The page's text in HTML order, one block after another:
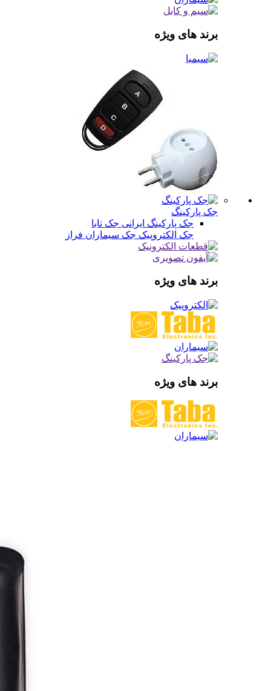
برند های ویژه
جک پارکینگ
جک پارکینگ ایرانی جک تابا
جک الکتروپیک جک سیماران فراز
برند های ویژه
برند های ویژه